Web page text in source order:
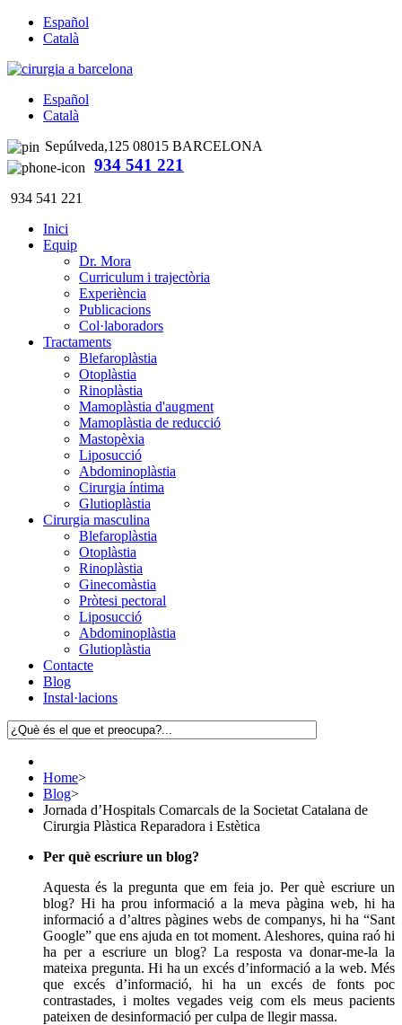
Español
Català
Español
Català
Sepúlveda,125 08015 BARCELONA
934 541 221
934 541 221
Inici
Equip
Dr. Mora
Curriculum i trajectòria
Experiència
Publicacions
Col·laboradors
Tractaments
Blefaroplàstia
Otoplàstia
Rinoplàstia
Mamoplàstia d'augment
Mamoplàstia de reducció
Mastopèxia
Liposucció
Abdominoplàstia
Cirurgia íntima
Glutioplàstia
Cirurgia masculina
Blefaroplàstia
Otoplàstia
Rinoplàstia
Ginecomàstia
Pròtesi pectoral
Liposucció
Abdominoplàstia
Glutioplàstia
Contacte
Blog
Instal·lacions
Home>
Blog>
Jornada d’Hospitals Comarcals de la Societat Catalana de
Cirurgia Plàstica Reparadora i Estètica
Per què escriure un blog?
Aquesta és la pregunta que em feia jo. Per què escriure un
blog? Hi ha prou informació a la meva pàgina web, hi ha
informació a d’altres pàgines webs de companys, hi ha “Sant
Google” que ens ajuda en tot moment. Aleshores, quina raó hi
ha per a escriure un blog? La resposta va donar-me-la la
mateixa pregunta. Hi ha un excés d’informació a la web. Més
que excés d’informació, hi ha un excés de fonts poc
contrastades, i moltes vegades veig com els meus pacients
pateixen de desinformació per culpa de llegir massa.